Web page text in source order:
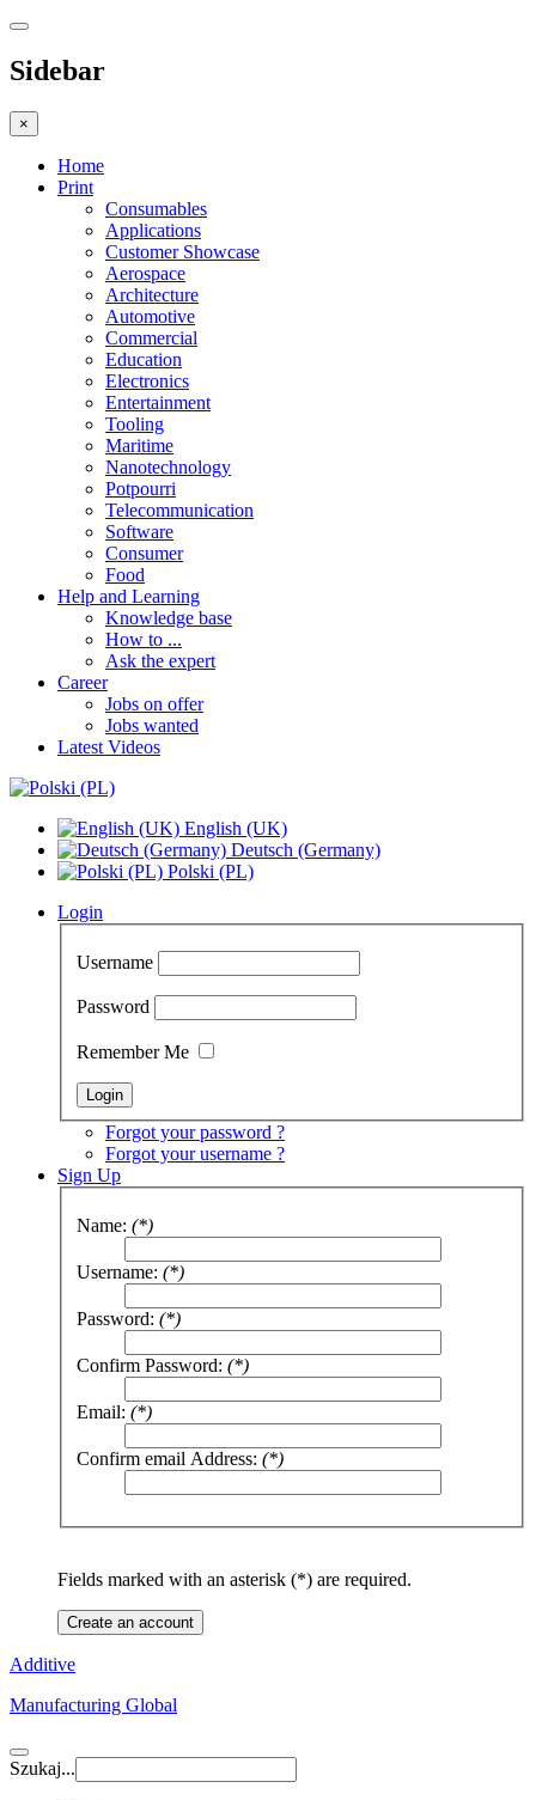
Sidebar
×
Home
Print
Consumables
Applications
Customer Showcase
Aerospace
Architecture
Automotive
Commercial
Education
Electronics
Entertainment
Tooling
Maritime
Nanotechnology
Potpourri
Telecommunication
Software
Consumer
Food
Help and Learning
Knowledge base
How to ...
Ask the expert
Career
Jobs on offer
Jobs wanted
Latest Videos
English (UK)
Deutsch (Germany)
Polski (PL)
Login
Username
Password
Remember Me
Forgot your password ?
Forgot your username ?
Sign Up
Name: (*)
Username: (*)
Password: (*)
Confirm Password: (*)
Email: (*)
Confirm email Address: (*)
Fields marked with an asterisk (*) are required.
Create an account
Additive
Manufacturing Global
Szukaj...